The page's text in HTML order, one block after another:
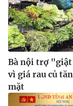
Bà nội trợ
vì giá rau củ
mặt